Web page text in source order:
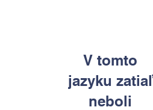
V tomto
jazyku zatiaľ
neboli